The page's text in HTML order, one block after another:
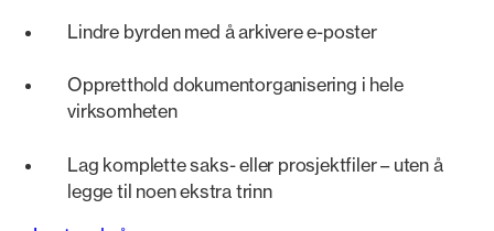
Lindre byrden med å arkivere e-poster
Oppretthold dokumentorganisering i hele
virksomheten
Lag komplette saks- eller prosjektfiler – uten å
legge til noen ekstra trinn